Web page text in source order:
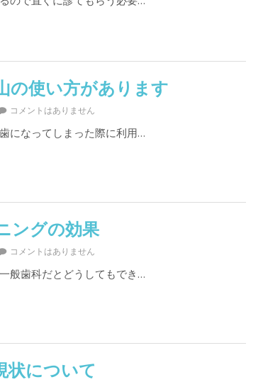
の使い方があります
コメントはありません
になってしまった際に利用…
ングの効果
コメントはありません
般歯科だとどうしてもでき…
状について